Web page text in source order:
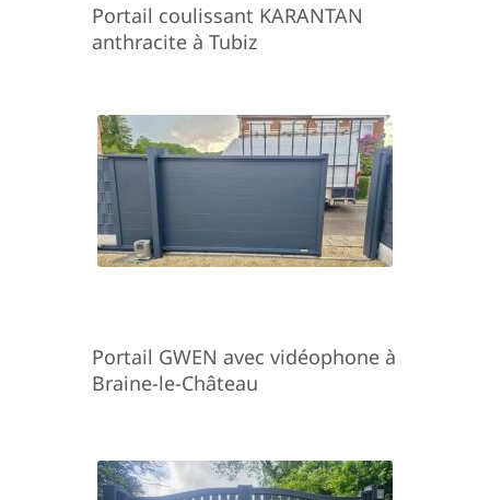
Portail coulissant KARANTAN
anthracite à Tubiz
Portail GWEN avec vidéophone à
Braine-le-Château